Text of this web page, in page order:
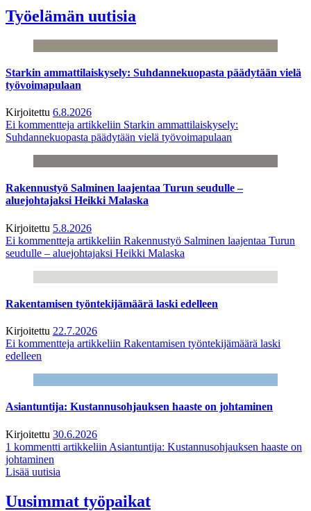
Työelämän uutisia
Starkin ammattilaiskysely: Suhdannekuopasta päädytään vielä
työvoimapulaan
Kirjoitettu 6.8.2026
Ei kommentteja artikkeliin Starkin ammattilaiskysely:
Suhdannekuopasta päädytään vielä työvoimapulaan
Rakennustyö Salminen laajentaa Turun seudulle –
aluejohtajaksi Heikki Malaska
Kirjoitettu 5.8.2026
Ei kommentteja artikkeliin Rakennustyö Salminen laajentaa Turun
seudulle – aluejohtajaksi Heikki Malaska
Rakentamisen työntekijämäärä laski edelleen
Kirjoitettu 22.7.2026
Ei kommentteja artikkeliin Rakentamisen työntekijämäärä laski
edelleen
Asiantuntija: Kustannusohjauksen haaste on johtaminen
Kirjoitettu 30.6.2026
1 kommentti artikkeliin Asiantuntija: Kustannusohjauksen haaste on
johtaminen
Lisää uutisia
Uusimmat työpaikat